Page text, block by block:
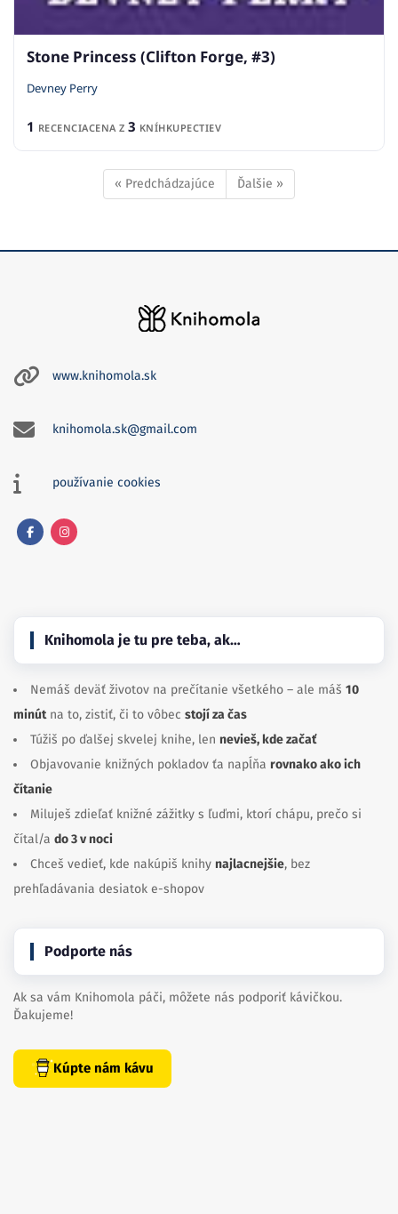
Stone Princess (Clifton Forge, #3)
Devney Perry
1 RECENCIACENA Z 3 KNÍHKUPECTIEV
« Predchádzajúce Ďalšie »
www.knihomola.sk
knihomola.sk@gmail.com
používanie cookies
Knihomola je tu pre teba, ak…
Nemáš deväť životov na prečítanie všetkého – ale máš 10
minútna to, zistiť, či to vôbec stojí za čas
Túžiš po ďalšej skvelej knihe, len nevieš, kde začať
Objavovanie knižných pokladov ťa napĺňa rovnako ako ich
čítanie
Miluješ zdieľať knižné zážitky s ľuďmi, ktorí chápu, prečo si
čítal/a do 3 v noci
Chceš vedieť, kde nakúpiš knihy najlacnejšie, bez
prehľadávania desiatok e-shopov
Podporte nás
Ak sa vám Knihomola páči, môžete nás podporiť kávičkou.
Ďakujeme!
Kúpte nám kávu